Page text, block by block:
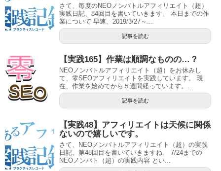
さて、毎度のNEOノンバトルアフィリエイト（超）
実践日記、84回目を書いていきます。 本日までの作
業について 早速、2019/3/27～...
記事を読む
【実践165】作業は順調なものの…？
NEOノンバトルアフィリエイト（超）をお休みし
て、零SEOアフィリエイトを実践しています。 現
在、作業を始めてから５週間経っています。...
記事を読む
【実践48】アフィリエイトは天候に関係
ないので嬉しいです。
さて、NEOノンバトルアフィリエイト（超）の実践
日記、第48回目を書いていきますね。 7/24までの
NEOノンバト（超）の実践内容 とい...